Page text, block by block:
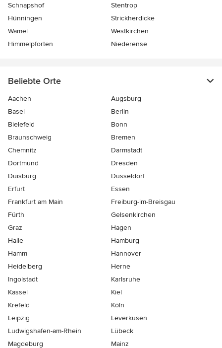
Schnapshof
Stentrop
Hünningen
Strickherdicke
Wamel
Westkirchen
Himmelpforten
Niederense
Beliebte Orte
Aachen
Augsburg
Basel
Berlin
Bielefeld
Bonn
Braunschweig
Bremen
Chemnitz
Darmstadt
Dortmund
Dresden
Duisburg
Düsseldorf
Erfurt
Essen
Frankfurt am Main
Freiburg-im-Breisgau
Fürth
Gelsenkirchen
Graz
Hagen
Halle
Hamburg
Hamm
Hannover
Heidelberg
Herne
Ingolstadt
Karlsruhe
Kassel
Kiel
Krefeld
Köln
Leipzig
Leverkusen
Ludwigshafen-am-Rhein
Lübeck
Magdeburg
Mainz